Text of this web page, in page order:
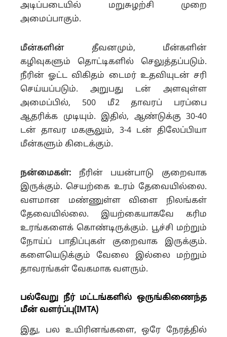
அடிப்படையில் மறுசுழற்சி முறை
அமைப்பாகும்.
மீன்களின் தீவனமும், மீன்களின்
கழிவுகளும் தொட்டிகளில் செலுத்தப்படும்.
நீரின் ஓட்ட விகிதம் டைமர் உதவியுடன் சரி
செய்யப்படும். அறுபது டன் அளவுள்ள
அமைப்பில், 500 மீ2 தாவரப் பரப்பை
ஆதரிக்க முடியும். இதில், ஆண்டுக்கு 30-40
டன் தாவர மகசூலும், 3-4 டன் திலேப்பியா
மீன்களும் கிடைக்கும்.
நன்மைகள்: நீரின் பயன்பாடு குறைவாக
இருக்கும். செயற்கை உரம் தேவையில்லை.
வளமான மண்ணுள்ள விளை நிலங்கள்
தேவையில்லை. இயற்கையாகவே கரிம
உரங்களைக் கொண்டிருக்கும். பூச்சி மற்றும்
நோய்ப் பாதிப்புகள் குறைவாக இருக்கும்.
களையெடுக்கும் வேலை இல்லை மற்றும்
தாவரங்கள் வேகமாக வளரும்.
பல்வேறு நீர் மட்டங்களில் ஒருங்கிணைந்த
மீன் வளர்ப்பு(IMTA)
இது, பல உயிரினங்களை, ஒரே நேரத்தில்